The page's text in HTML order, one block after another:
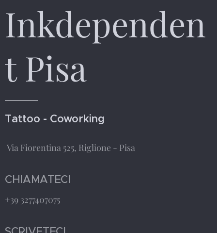
Inkdependen
t Pisa
Tattoo - Coworking
Via Fiorentina 525, Riglione - Pisa
CHIAMATECI
+39 3277407075